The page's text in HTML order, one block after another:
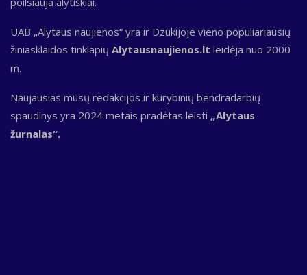
UAB „Alytaus naujienos“ yra ir Dzūkijoje vieno populiariausių
žiniasklaidos tinklapių Alytausnaujienos.lt leidėja nuo 2000
m.
Naujausias mūsų redakcijos ir kūrybinių bendradarbių
spaudinys yra 2024 metais pradėtas leisti „Alytaus
žurnalas“.